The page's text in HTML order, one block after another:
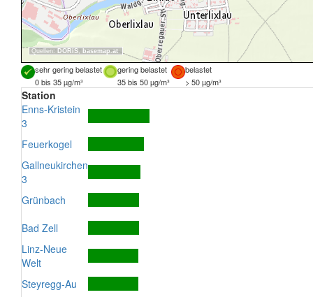
Quellen: DORIS, basemap.at
sehr gering belastet gering belastet
belastet
0 bis 35 µg/m³
35 bis 50 µg/m³ > 50 µg/m³
Station
Enns-Kristein
3
Feuerkogel
Gallneukirchen
3
Grünbach
Bad Zell
Linz-Neue
Welt
Steyregg-Au